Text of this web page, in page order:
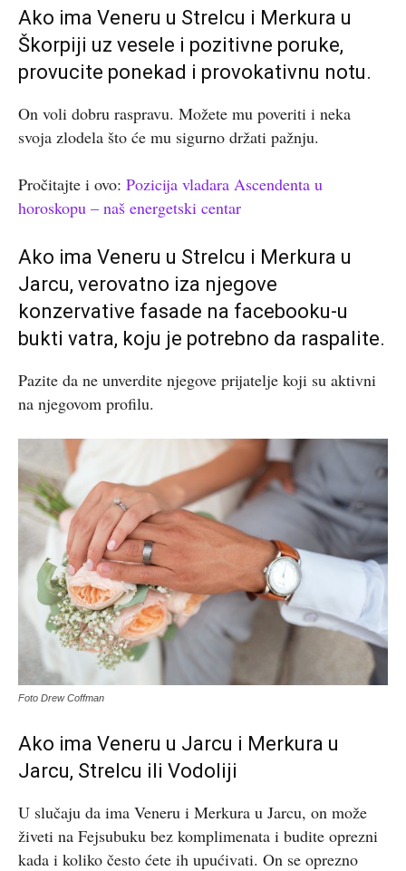
Ako ima Veneru u Strelcu i Merkura u
Škorpiji uz vesele i pozitivne poruke,
provucite ponekad i provokativnu notu.
On voli dobru raspravu. Možete mu poveriti i neka
svoja zlodela što će mu sigurno držati pažnju.
Pročitajte i ovo: Pozicija vladara Ascendenta u
horoskopu – naš energetski centar
Ako ima Veneru u Strelcu i Merkura u
Jarcu, verovatno iza njegove
konzervative fasade na facebooku-u
bukti vatra, koju je potrebno da raspalite.
Pazite da ne unverdite njegove prijatelje koji su aktivni
na njegovom profilu.
Foto Drew Coffman
Ako ima Veneru u Jarcu i Merkura u
Jarcu, Strelcu ili Vodoliji
U slučaju da ima Veneru i Merkura u Jarcu, on može
živeti na Fejsubuku bez komplimenata i budite oprezni
kada i koliko često ćete ih upućivati. On se oprezno